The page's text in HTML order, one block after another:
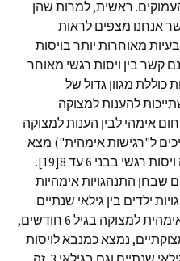
ראשית, למרות שהן
אנחנו מצפים לראות
מאוחרות יותר בויסות
קשר בין ויסות רגשי מאוחר
כוללת מגוון גדול של
להענות למצוקה.
אימהי לבין הענות למצוקה
ל"רגישות אימהית") מצא
שהענות למצוקה, לא חום, ניבאה ויסות רגשי בבני 6 עד 8[19].
שבחן התנהגויות אימהיות
התנהגויות ילדים בין גילאי שנתיים
לשלוש[20]. במחקר הזה הענות אימהית למצוקה בגיל 6 חודשים,
נמצא כמנבא לויסות